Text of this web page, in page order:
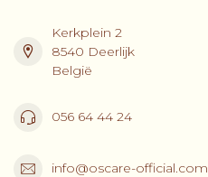
Kerkplein 2
8540 Deerlijk
België
056 64 44 24
info@oscare-official.com